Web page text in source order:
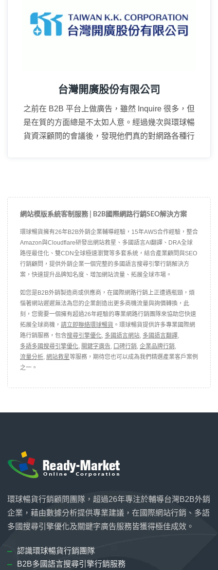
台灣開廣股份有限公司
之前在 B2B 平台上做廣告，雖然 Inquire 很多，但
是在質的方面總是不太如人意。經過幾次與環球暢
貨資深顧問的會議後，發現他們真的對網路各種行
網站模版系統客制服務 | B2B國際網路行銷SEO解決方案
環球暢貨擁有26年B2B外銷企業輔導經驗，15年AWS合作經驗，整合
Amazon與Cloudflare研發出網站救星、多國語言AI翻譯、DRA全球
路徑最佳化、雙CDN全球極速瀏覽等多套系統，結合產業顧問與SEO
行銷顧問，提供外銷企業一個完整的多國語言搜尋引擎行銷解決方
案，快速提升品牌知名度、增加網站流量、拓展全球市場。
如您是B2B外銷製造商或供應商，在國際網路行銷上正遭遇瓶頸，煩
惱著網站遲遲無法為您的企業創造出更多商機流量與詢價轉換，此
刻，您需要一個擁有超過26年經驗的專業網路行銷團隊來協助您快速
拓展全球商機， 請立即聯絡環球暢貨 。環球暢貨提供許多專業國際網
路行銷服務，包含搜尋引擎優化, 多國語言網站, 多國語言翻譯,
多語多國搜尋引擎優化, 關鍵字廣告, 口碑行銷, 企業品牌行銷,
流量分析, 網站救星等服務，期待您也可以成為我們精選產業客戶案例
之一。
環球暢貨行銷顧問團隊，超過26年專注於輔導台灣B2B外銷
企業，藉由數據分析提供專業建議，在國際網站行銷、多語
多國搜尋引擎優化及關鍵字廣告服務皆獲得極佳成效。
認識環球暢貨行銷團隊
B2B多國語言搜尋引擎行銷服務